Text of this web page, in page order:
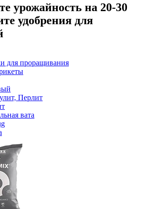
урожайность на 20-30
удобрения для
для проращивания
Перлит
вата